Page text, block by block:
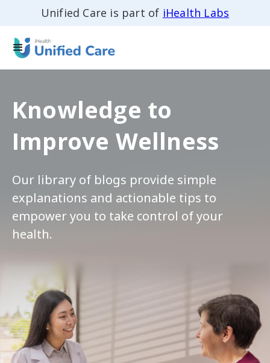
Unified Care is part of iHealth Labs
Knowledge to
Improve Wellness
Our library of blogs provide simple
explanations and actionable tips to
empower you to take control of your
health.